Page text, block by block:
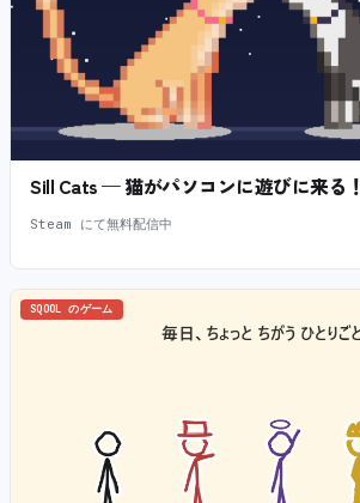
Sill Cats — 猫がパソコンに遊びに来る！
Steam にて無料配信中
SQOOL のゲーム